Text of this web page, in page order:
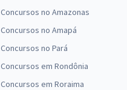
Concursos no Amazonas
Concursos no Amapá
Concursos no Pará
Concursos em Rondônia
Concursos em Roraima